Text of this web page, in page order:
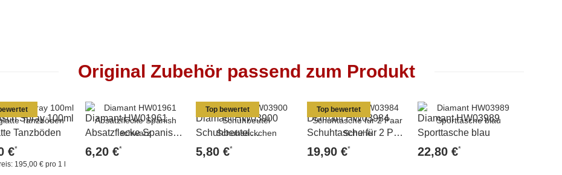
Original Zubehör passend zum Produkt
Spray 100ml
Tanzböden
€*
195,00 € pro 1 l
Diamant HW01961
Absatzflecke Spanish
schwarz
6,20 €*
Top bewertet
Diamant HW03900
Schuhbeutel
Schuhsäckchen
5,80 €*
Top bewertet
Diamant HW03984
Schuhtasche für 2 Paar
Schuhe
19,90 €*
Diamant HW03989
Sporttasche blau
22,80 €*